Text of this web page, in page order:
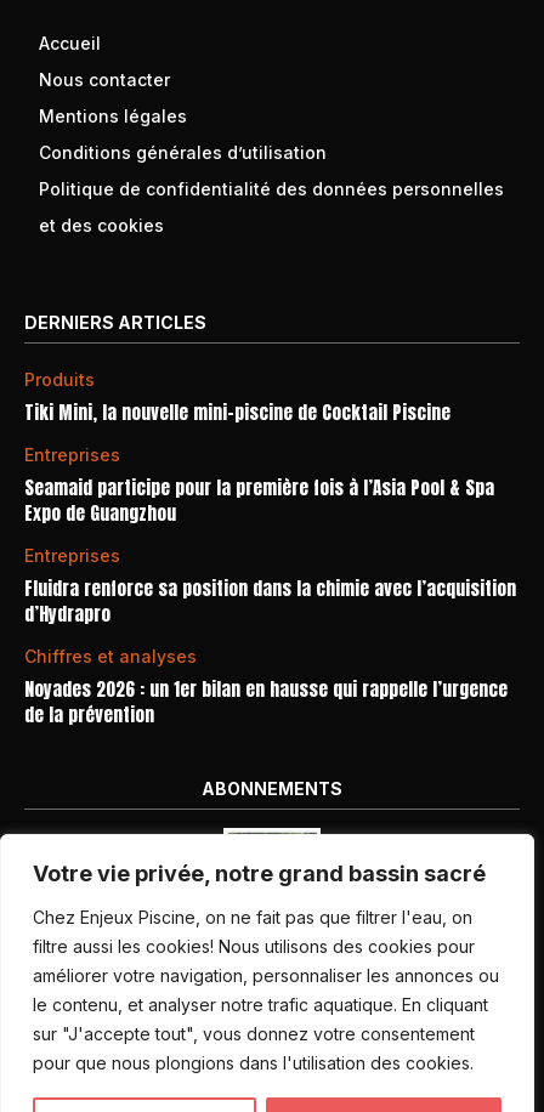
Votre vie privée, notre grand bassin sacré
Chez Enjeux Piscine, on ne fait pas que filtrer l'eau, on
filtre aussi les cookies! Nous utilisons des cookies pour
améliorer votre navigation, personnaliser les annonces ou
le contenu, et analyser notre trafic aquatique. En cliquant
sur "J'accepte tout", vous donnez votre consentement
pour que nous plongions dans l'utilisation des cookies.
Accueil
Nous contacter
Mentions légales
Conditions générales d’utilisation
Politique de confidentialité des données personnelles
et des cookies
DERNIERS ARTICLES
Produits
Tiki Mini, la nouvelle mini-piscine de Cocktail Piscine
Entreprises
Seamaid participe pour la première fois à l’Asia Pool & Spa
Expo de Guangzhou
Entreprises
Fluidra renforce sa position dans la chimie avec l’acquisition
d’Hydrapro
Chiffres et analyses
Noyades 2026 : un 1er bilan en hausse qui rappelle l’urgence
de la prévention
ABONNEMENTS
Nos dernières parutions
Abonnement magazine
Inscription newsletter